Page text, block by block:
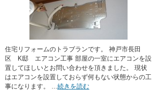
住宅リフォームのトラブランです。 神戸市長田
区 K邸 エアコン工事 部屋の一室にエアコンを設
置してほしいとお問い合わせを頂きました。 現状
はエアコンを設置しておらず何もない状態からの工
事になります。 ... 続きを読む